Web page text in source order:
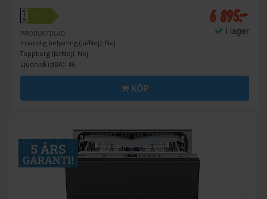
A
↑
G
C
PRODUKTBLAD
Invändig belysning (Ja/Nej): Nej
Toppkorg (Ja/Nej): Nej
Ljudnivå (dBA): 46
6 895:-
I lager
KÖP